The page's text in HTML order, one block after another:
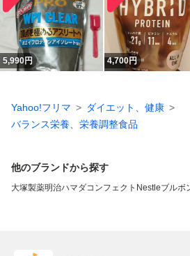
5,990円 4,700円
Yahoo!フリマ
ダイエット、健康
バランス栄養、栄養調整食品
他のブランドから探す
大塚製薬明治ハマダコンフェクト Nestleブルボ